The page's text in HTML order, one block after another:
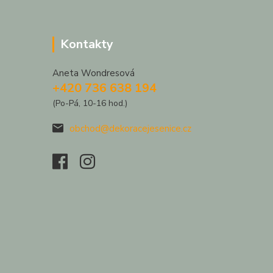
Kontakty
Aneta Wondresová
+420 736 638 194
(Po-Pá, 10-16 hod.)
obchod@dekoracejesenice.cz